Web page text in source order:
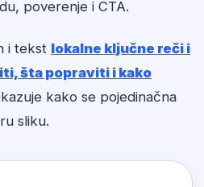
poverenje i CTA.
i tekst lokalne ključne reči i
šta popraviti i kako
kako se pojedinačna
sliku.